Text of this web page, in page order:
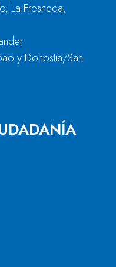
La Fresneda,
y Donostia/San